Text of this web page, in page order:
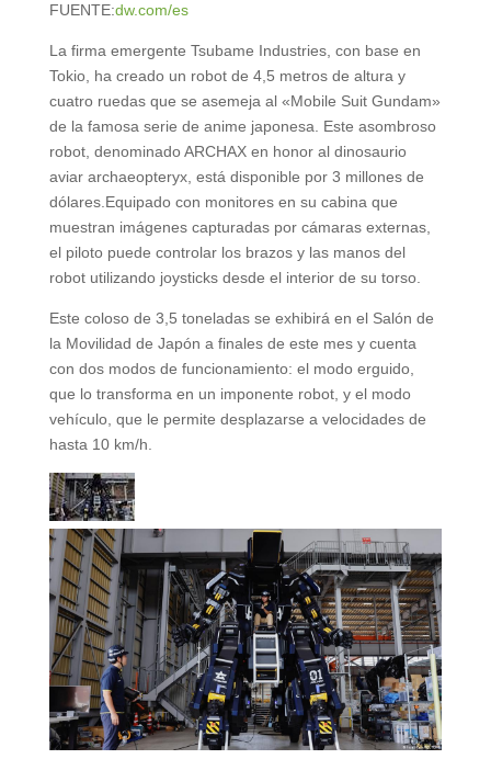
FUENTE:dw.com/es
La firma emergente Tsubame Industries, con base en
Tokio, ha creado un robot de 4,5 metros de altura y
cuatro ruedas que se asemeja al «Mobile Suit Gundam»
de la famosa serie de anime japonesa. Este asombroso
robot, denominado ARCHAX en honor al dinosaurio
aviar archaeopteryx, está disponible por 3 millones de
dólares.Equipado con monitores en su cabina que
muestran imágenes capturadas por cámaras externas,
el piloto puede controlar los brazos y las manos del
robot utilizando joysticks desde el interior de su torso.
Este coloso de 3,5 toneladas se exhibirá en el Salón de
la Movilidad de Japón a finales de este mes y cuenta
con dos modos de funcionamiento: el modo erguido,
que lo transforma en un imponente robot, y el modo
vehículo, que le permite desplazarse a velocidades de
hasta 10 km/h.